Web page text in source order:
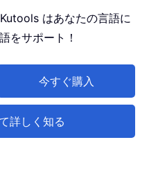
Kutools はあなたの言語に
をサポート！
今すぐ購入
詳しく知る